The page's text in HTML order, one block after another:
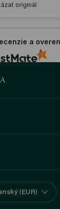
originál
a
(EUR)